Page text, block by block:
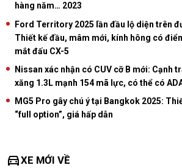
hàng năm… 2023
Ford Territory 2025 lần đầu lộ diện trên
Thiết kế đầu, mâm mới, kính hông có
mắt đấu CX-5
Nissan xác nhận có CUV cỡ B mới: Cạnh
xăng 1.3L mạnh 154 mã lực, có thể có
MG5 Pro gây chú ý tại Bangkok 2025:
“full option”, giá hấp dẫn
directions_carXE MỚI VỀ